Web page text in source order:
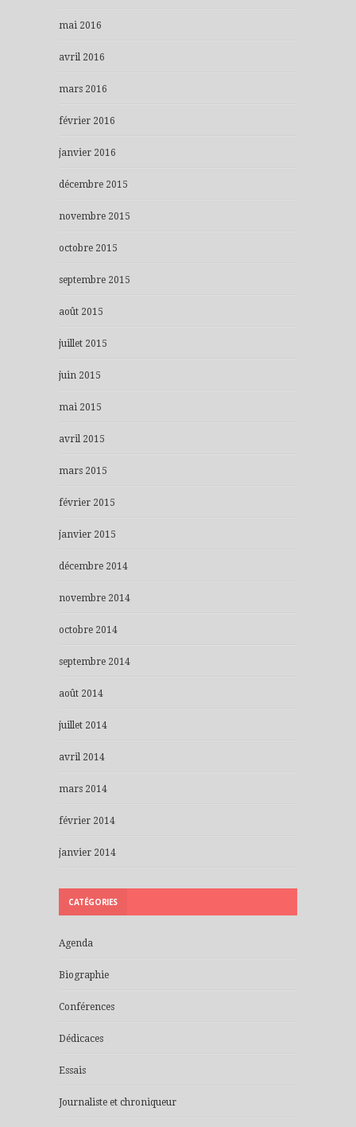
mai 2016
avril 2016
mars 2016
février 2016
janvier 2016
décembre 2015
novembre 2015
octobre 2015
septembre 2015
août 2015
juillet 2015
juin 2015
mai 2015
avril 2015
mars 2015
février 2015
janvier 2015
décembre 2014
novembre 2014
octobre 2014
septembre 2014
août 2014
juillet 2014
avril 2014
mars 2014
février 2014
janvier 2014
CATÉGORIES
Agenda
Biographie
Conférences
Dédicaces
Essais
Journaliste et chroniqueur